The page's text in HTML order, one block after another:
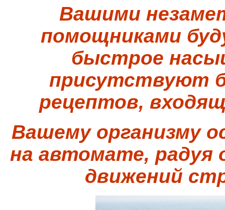
Вашими
помощниками
быстрое
присутствуют
рецептов,
Вашему организму
на автомате, радуя
движений